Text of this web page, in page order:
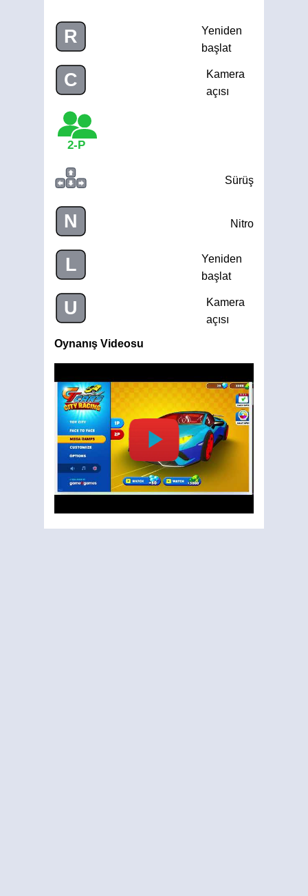
R
Yeniden
başlat
C
Kamera
açısı
2-P
Sürüş
N Nitro
L
Yeniden
başlat
U
Kamera
açısı
Oynanış Videosu